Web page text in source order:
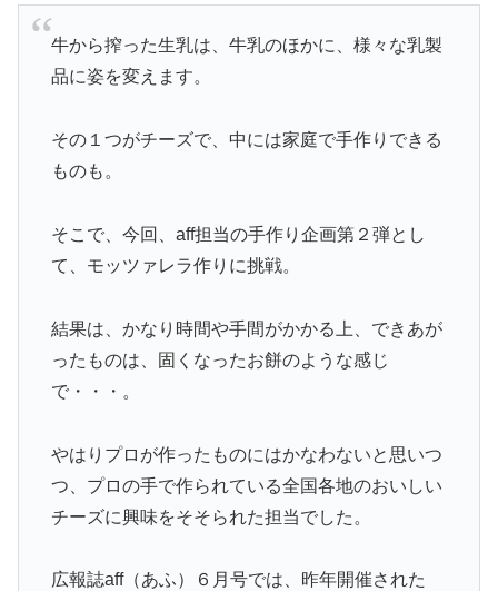
牛から搾った生乳は、牛乳のほかに、様々な乳製
品に姿を変えます。
その１つがチーズで、中には家庭で手作りできる
ものも。
そこで、今回、aff担当の手作り企画第２弾とし
て、モッツァレラ作りに挑戦。
結果は、かなり時間や手間がかかる上、できあが
ったものは、固くなったお餅のような感じ
で・・・。
やはりプロが作ったものにはかなわないと思いつ
つ、プロの手で作られている全国各地のおいしい
チーズに興味をそそられた担当でした。
広報誌aff（あふ）６月号では、昨年開催された